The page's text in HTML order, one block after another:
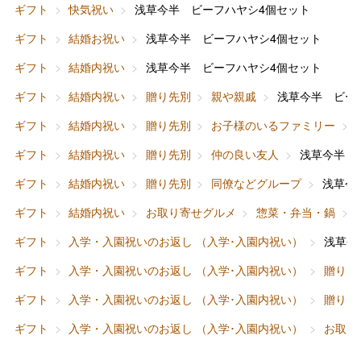
ギフト
快気祝い
浅草今半 ビーフハヤシ4個セット
ギフト
結婚お祝い
浅草今半 ビーフハヤシ4個セット
ギフト
結婚内祝い
浅草今半 ビーフハヤシ4個セット
ギフト
結婚内祝い 贈り先別 親や親戚
浅草今半 ビー
ギフト
結婚内祝い 贈り先別 お子様のいるファミリー
ギフト
結婚内祝い 贈り先別 仲の良い友人
浅草今半
ギフト
結婚内祝い 贈り先別 同僚などグループ
浅草
ギフト
結婚内祝い お取り寄せグルメ 惣菜・弁当・鍋
ギフト
入学・入園祝いのお返し （入学･入園内祝い）
浅草
ギフト
入学・入園祝いのお返し （入学･入園内祝い）
贈り先
ギフト
入学・入園祝いのお返し （入学･入園内祝い）
贈り先
ギフト
入学・入園祝いのお返し （入学･入園内祝い）
お取